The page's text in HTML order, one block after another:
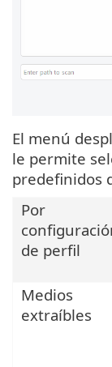
El menú
le permite
predefinidos
Por
de perfil
Medios
extraíbles